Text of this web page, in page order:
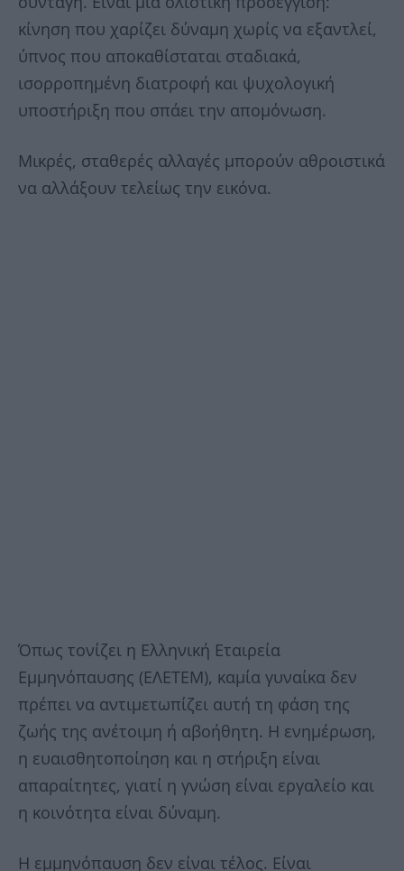
κίνηση που χαρίζει δύναμη χωρίς να εξαντλεί,
ύπνος που αποκαθίσταται σταδιακά,
ισορροπημένη διατροφή και ψυχολογική
υποστήριξη που σπάει την απομόνωση.
Μικρές, σταθερές αλλαγές μπορούν αθροιστικά
να αλλάξουν τελείως την εικόνα.
Όπως τονίζει η Ελληνική Εταιρεία
Εμμηνόπαυσης (ΕΛΕΤΕΜ), καμία γυναίκα δεν
πρέπει να αντιμετωπίζει αυτή τη φάση της
ζωής της ανέτοιμη ή αβοήθητη. Η ενημέρωση,
η ευαισθητοποίηση και η στήριξη είναι
απαραίτητες, γιατί η γνώση είναι εργαλείο και
η κοινότητα είναι δύναμη.
Η εμμηνόπαυση δεν είναι τέλος. Είναι